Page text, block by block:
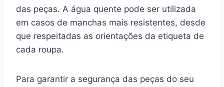
das peças. A água quente pode ser utilizada
em casos de manchas mais resistentes, desde
que respeitadas as orientações da etiqueta de
cada roupa.
Para garantir a segurança das peças do seu